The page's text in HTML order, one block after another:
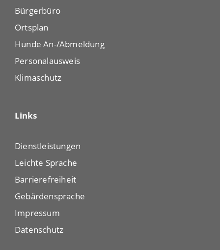
Bürgerbüro
Ortsplan
Hunde An-/Abmeldung
Personalausweis
Klimaschutz
Links
Dienstleistungen
Leichte Sprache
Barrierefreiheit
Gebärdensprache
Impressum
Datenschutz